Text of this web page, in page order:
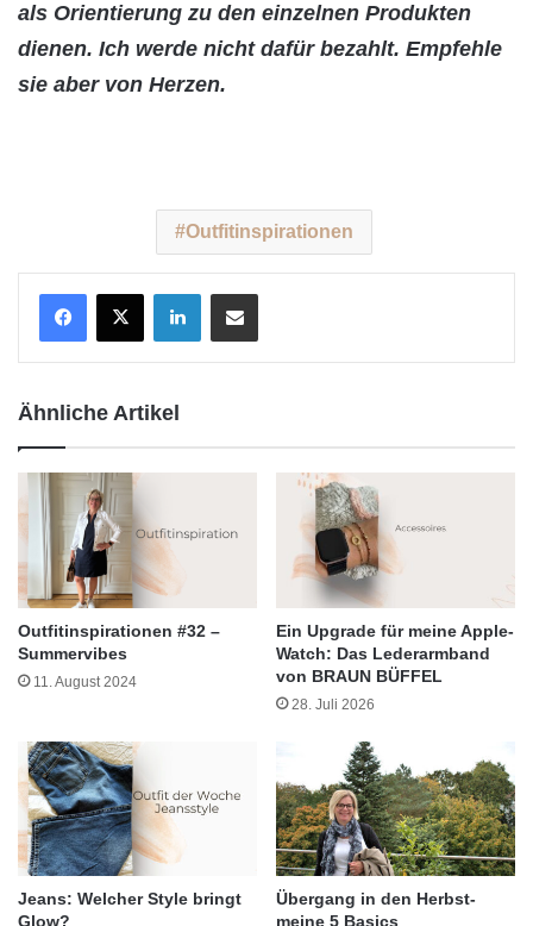
als Orientierung zu den einzelnen Produkten
dienen. Ich werde nicht dafür bezahlt. Empfehle
sie aber von Herzen.
Outfitinspirationen
Ähnliche Artikel
Outfitinspirationen #32 –
Summervibes
11. August 2024
Ein Upgrade für meine Apple-
Watch: Das Lederarmband
von BRAUN BÜFFEL
28. Juli 2026
Jeans: Welcher Style bringt
Glow?
Übergang in den Herbst-
meine 5 Basics